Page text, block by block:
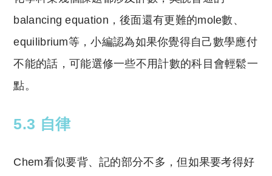
balancing equation，後面還有更難的mole數、
equilibrium等，小編認為如果你覺得自己數學應付
不能的話，可能選修一些不用計數的科目會輕鬆一
點。
5.3 自律
Chem看似要背、記的部分不多，但如果要考得好